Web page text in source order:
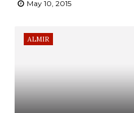
May 10, 2015
ALMIR